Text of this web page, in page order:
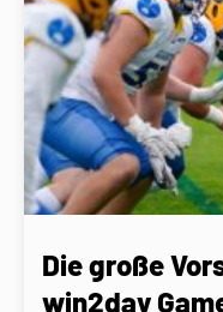
Die große
win2day